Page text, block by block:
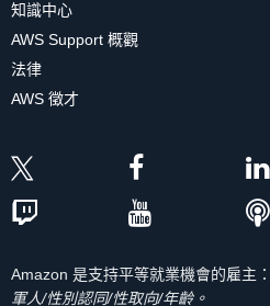
知識中心
AWS Support 概觀
法律
AWS 徵才
Amazon 是支持平等就業機會的雇主：
軍人/性別認同/性取向/年齡。